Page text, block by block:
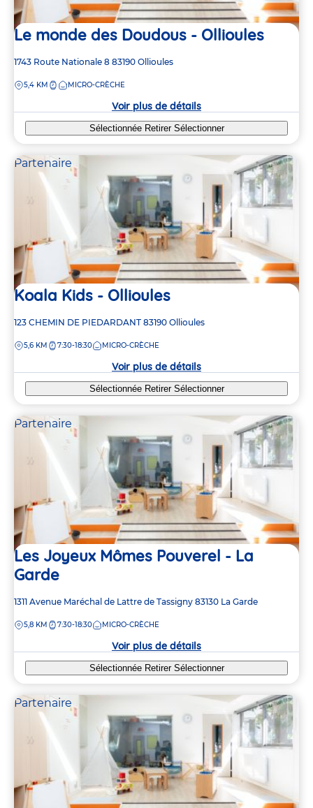
Le monde des Doudous - Ollioules
Adresse
la
1743 Route Nationale 8 83190 Ollioules
DISTANCE
5,4 KM MICRO-CRÈCHE
Voir plus de détails
Sélectionnée Retirer Sélectionner
Partenaire
Koala Kids - Ollioules
Adresse
la
123 CHEMIN DE PIEDARDANT 83190 Ollioules
DISTANCE
5,6 KM 7:30-18:30 MICRO-CRÈCHE
Voir plus de détails
Sélectionnée Retirer Sélectionner
Partenaire
Les Joyeux Mômes Pouverel - La
Garde
Adresse
la
1311 Avenue Maréchal de Lattre de Tassigny 83130 La Garde
DISTANCE
5,8 KM 7:30-18:30 MICRO-CRÈCHE
Voir plus de détails
Sélectionnée Retirer Sélectionner
Partenaire